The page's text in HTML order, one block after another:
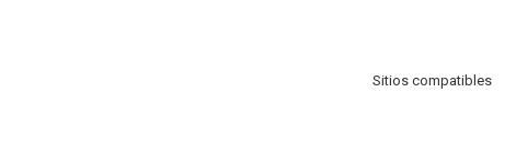
Sitios compatibles